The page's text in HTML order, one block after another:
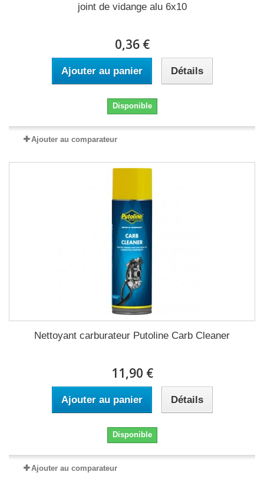
joint de vidange alu 6x10
0,36 €
Ajouter au panier Détails
Disponible
Ajouter au comparateur
Nettoyant carburateur Putoline Carb Cleaner
11,90 €
Ajouter au panier Détails
Disponible
Ajouter au comparateur